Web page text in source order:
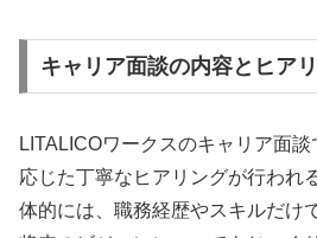
キャリア面談の内容とヒア
LITALICOワークスのキャリア面
応じた丁寧なヒアリングが行われ
体的には、職務経歴やスキルだけ